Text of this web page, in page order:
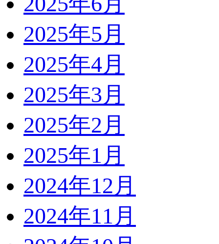
2025年5月
2025年4月
2025年3月
2025年2月
2025年1月
2024年12月
2024年11月